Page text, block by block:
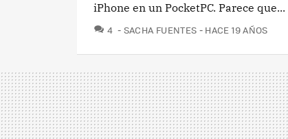
iPhone en un PocketPC. Parece que...
4 COMENTARIOS
SACHA FUENTES HACE 19 AÑOS